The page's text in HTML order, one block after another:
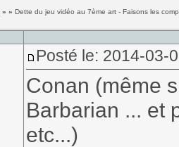
» » Dette du jeu vidéo au 7ème art - Faisons les
Posté le: 2014-03-
Conan (même
Barbarian ... et
etc...)